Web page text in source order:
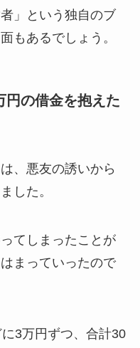
」という独自のブ
もあるでしょう。
円の借金を抱えた
、悪友の誘いから
した。
てしまったことが
まっていったので
3万円ずつ、合計30